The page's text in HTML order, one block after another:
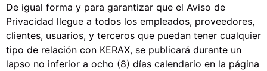
De igual forma y para garantizar que el Aviso de
Privacidad llegue a todos los empleados, proveedores,
clientes, usuarios, y terceros que puedan tener cualquier
tipo de relación con KERAX, se publicará durante un
lapso no inferior a ocho (8) días calendario en la página